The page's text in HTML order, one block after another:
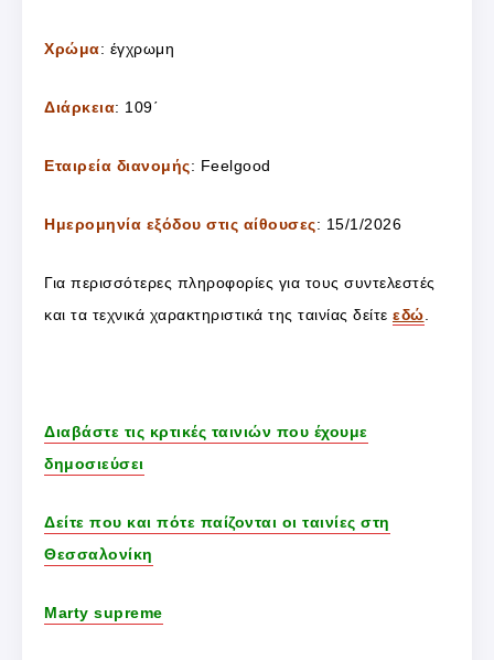
Χρώμα: έγχρωμη
Διάρκεια: 109΄
Εταιρεία διανομής: Feelgood
Ημερομηνία εξόδου στις αίθουσες: 15/1/2026
Για περισσότερες πληροφορίες για τους συντελεστές
και τα τεχνικά χαρακτηριστικά της ταινίας δείτε εδώ
Διαβάστε τις κρτικές ταινιών που έχουμε
δημοσιεύσει
Δείτε που και πότε παίζονται οι ταινίες στη
Θεσσαλονίκη
Marty supreme